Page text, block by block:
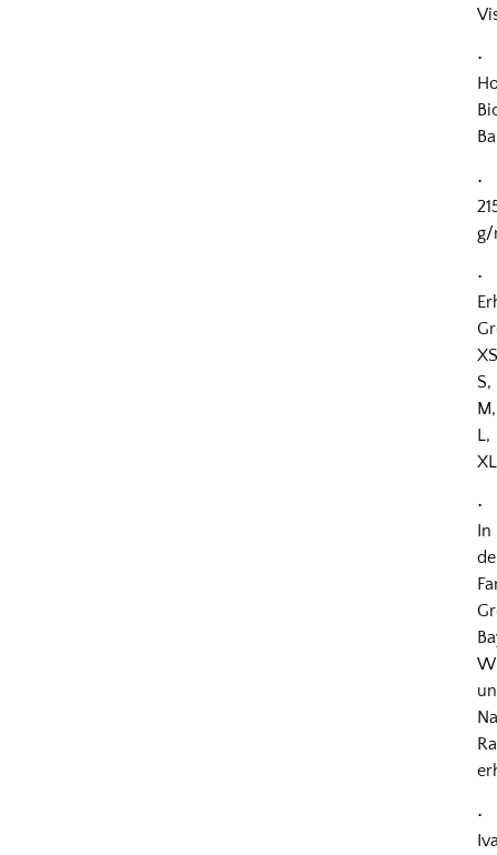
•
•
g/
•
S,
M,
L,
XL
•
In
•